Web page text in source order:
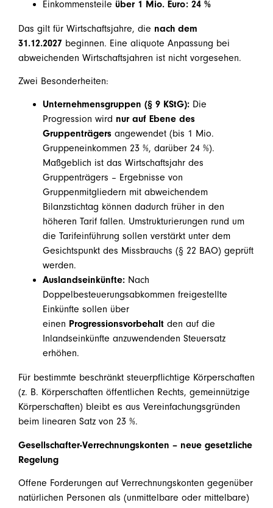
Einkommensteile über 1 Mio. Euro: 24 %
Das gilt für Wirtschaftsjahre, die nach dem
31.12.2027 beginnen. Eine aliquote Anpassung bei
abweichenden Wirtschaftsjahren ist nicht vorgesehen.
Zwei Besonderheiten:
Unternehmensgruppen (§ 9 KStG): Die
Progression wird nur auf Ebene des
Gruppenträgers angewendet (bis 1 Mio.
Gruppeneinkommen 23 %, darüber 24 %).
Maßgeblich ist das Wirtschaftsjahr des
Gruppenträgers – Ergebnisse von
Gruppenmitgliedern mit abweichendem
Bilanzstichtag können dadurch früher in den
höheren Tarif fallen. Umstrukturierungen rund um
die Tarifeinführung sollen verstärkt unter dem
Gesichtspunkt des Missbrauchs (§ 22 BAO) geprüft
werden.
Auslandseinkünfte: Nach
Doppelbesteuerungsabkommen freigestellte
Einkünfte sollen über
einen Progressionsvorbehalt den auf die
Inlandseinkünfte anzuwendenden Steuersatz
erhöhen.
Für bestimmte beschränkt steuerpflichtige Körperschaften
(z. B. Körperschaften öffentlichen Rechts, gemeinnützige
Körperschaften) bleibt es aus Vereinfachungsgründen
beim linearen Satz von 23 %.
Gesellschafter-Verrechnungskonten – neue gesetzliche
Regelung
Offene Forderungen auf Verrechnungskonten gegenüber
natürlichen Personen als (unmittelbare oder mittelbare)